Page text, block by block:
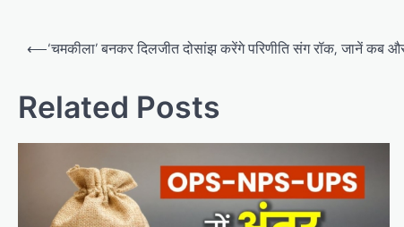
Post
⟵‘चमकीला’ बनकर दिलजीत दोसांझ करेंगे परिणीति संग रॉक, जानें कब
Related Posts